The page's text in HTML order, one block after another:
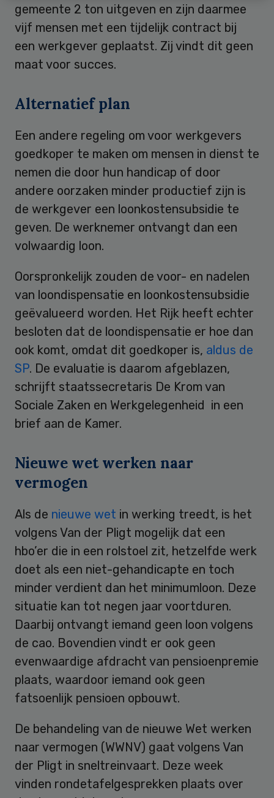
gemeente 2 ton uitgeven en zijn daarmee
vijf mensen met een tijdelijk contract bij
een werkgever geplaatst. Zij vindt dit geen
maat voor succes.
Alternatief plan
Een andere regeling om voor werkgevers
goedkoper te maken om mensen in dienst te
nemen die door hun handicap of door
andere oorzaken minder productief zijn is
de werkgever een loonkostensubsidie te
geven. De werknemer ontvangt dan een
volwaardig loon.
Oorspronkelijk zouden de voor- en nadelen
van loondispensatie en loonkostensubsidie
geëvalueerd worden. Het Rijk heeft echter
besloten dat de loondispensatie er hoe dan
ook komt, omdat dit goedkoper is, aldus de
SP. De evaluatie is daarom afgeblazen,
schrijft staatssecretaris De Krom van
Sociale Zaken en Werkgelegenheid in een
brief aan de Kamer.
Nieuwe wet werken naar
vermogen
Als de nieuwe wet in werking treedt, is het
volgens Van der Pligt mogelijk dat een
hbo’er die in een rolstoel zit, hetzelfde werk
doet als een niet-gehandicapte en toch
minder verdient dan het minimumloon. Deze
situatie kan tot negen jaar voortduren.
Daarbij ontvangt iemand geen loon volgens
de cao. Bovendien vindt er ook geen
evenwaardige afdracht van pensioenpremie
plaats, waardoor iemand ook geen
fatsoenlijk pensioen opbouwt.
De behandeling van de nieuwe Wet werken
naar vermogen (WWNV) gaat volgens Van
der Pligt in sneltreinvaart. Deze week
vinden rondetafelgesprekken plaats over